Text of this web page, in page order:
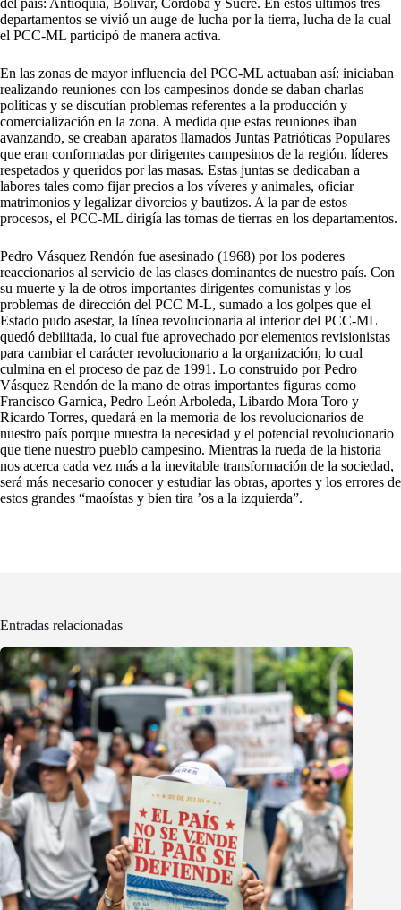
del país: Antioquia, Bolívar, Córdoba y Sucre. En estos últimos tres
departamentos se vivió un auge de lucha por la tierra, lucha de la cual
el PCC-ML participó de manera activa.
En las zonas de mayor influencia del PCC-ML actuaban así: iniciaban
realizando reuniones con los campesinos donde se daban charlas
políticas y se discutían problemas referentes a la producción y
comercialización en la zona. A medida que estas reuniones iban
avanzando, se creaban aparatos llamados Juntas Patrióticas Populares
que eran conformadas por dirigentes campesinos de la región, líderes
respetados y queridos por las masas. Estas juntas se dedicaban a
labores tales como fijar precios a los víveres y animales, oficiar
matrimonios y legalizar divorcios y bautizos. A la par de estos
procesos, el PCC-ML dirigía las tomas de tierras en los departamentos.
Pedro Vásquez Rendón fue asesinado (1968) por los poderes
reaccionarios al servicio de las clases dominantes de nuestro país. Con
su muerte y la de otros importantes dirigentes comunistas y los
problemas de dirección del PCC M-L, sumado a los golpes que el
Estado pudo asestar, la línea revolucionaria al interior del PCC-ML
quedó debilitada, lo cual fue aprovechado por elementos revisionistas
para cambiar el carácter revolucionario a la organización, lo cual
culmina en el proceso de paz de 1991. Lo construido por Pedro
Vásquez Rendón de la mano de otras importantes figuras como
Francisco Garnica, Pedro León Arboleda, Libardo Mora Toro y
Ricardo Torres, quedará en la memoria de los revolucionarios de
nuestro país porque muestra la necesidad y el potencial revolucionario
que tiene nuestro pueblo campesino. Mientras la rueda de la historia
nos acerca cada vez más a la inevitable transformación de la sociedad,
será más necesario conocer y estudiar las obras, aportes y los errores de
estos grandes “maoístas y bien tira ’os a la izquierda”.
Entradas relacionadas